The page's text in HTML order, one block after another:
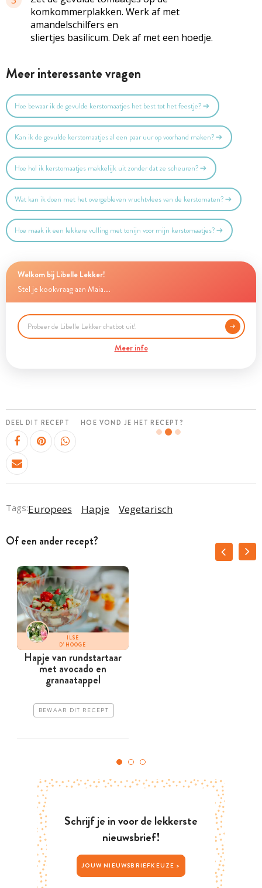
komkommerplakken. Werk af met
amandelschilfers en
sliertjes basilicum. Dek af met een hoedje.
Meer interessante vragen
Hoe bewaar ik de gevulde kerstomaatjes het best tot het feestje?
Kan ik de gevulde kerstomaatjes al een paar uur op voorhand maken?
Hoe hol ik kerstomaatjes makkelijk uit zonder dat ze scheuren?
Wat kan ik doen met het overgebleven vruchtvlees van de kerstomaten?
Hoe maak ik een lekkere vulling met tonijn voor mijn kerstomaatjes?
Welkom bij Libelle Lekker!
Stel je kookvraag aan Maia...
Meer info
DEEL DIT RECEPT HOE VOND JE HET RECEPT?
Tags:Europees Hapje Vegetarisch
Of een ander recept?
ILSE
D'HOOGE
Hapje van rundstartaar
met avocado en
granaatappel
BEWAAR DIT RECEPT
Schrijf je in voor de lekkerste
nieuwsbrief!
JOUW NIEUWSBRIEFKEUZE >